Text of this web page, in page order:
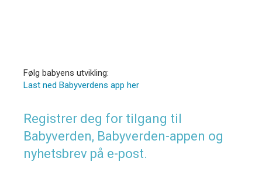
Følg babyens utvikling:
Last ned Babyverdens app her
Registrer deg for tilgang til
Babyverden, Babyverden-appen og
nyhetsbrev på e-post.